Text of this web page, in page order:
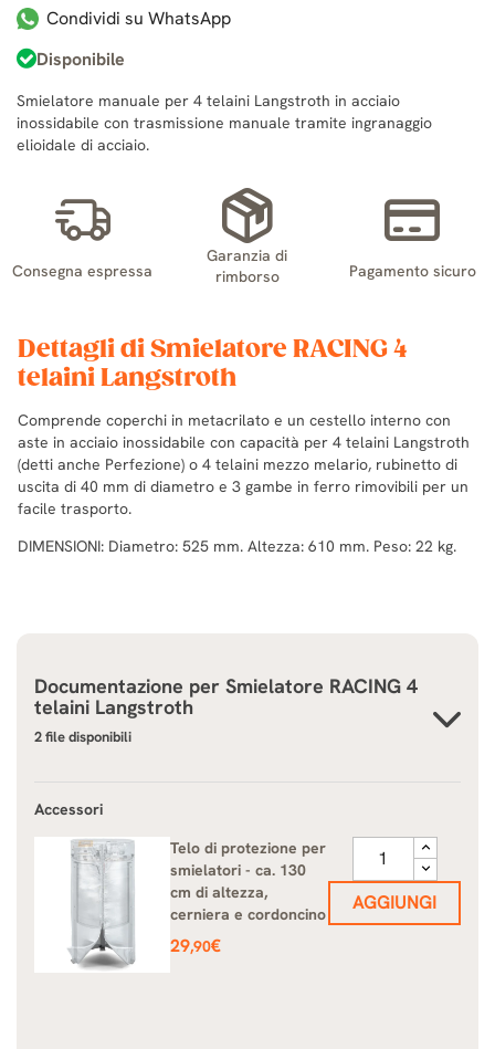
Condividi su WhatsApp
Disponibile
Smielatore manuale per 4 telaini Langstroth in acciaio
inossidabile con trasmissione manuale tramite ingranaggio
elioidale di acciaio.
Consegna espressa
Garanzia di
rimborso
Pagamento sicuro
Dettagli di Smielatore RACING 4
telaini Langstroth
Comprende coperchi in metacrilato e un cestello interno con
aste in acciaio inossidabile con capacità per 4 telaini Langstroth
(detti anche Perfezione) o 4 telaini mezzo melario, rubinetto di
uscita di 40 mm di diametro e 3 gambe in ferro rimovibili per un
facile trasporto.
DIMENSIONI: Diametro: 525 mm. Altezza: 610 mm. Peso: 22 kg.
Documentazione per Smielatore RACING 4
telaini Langstroth
2 file disponibili
Accessori
Telo di protezione per
smielatori - ca. 130
cm di altezza,
cerniera e cordoncino
Prezzo
29,90€
AGGIUNGI